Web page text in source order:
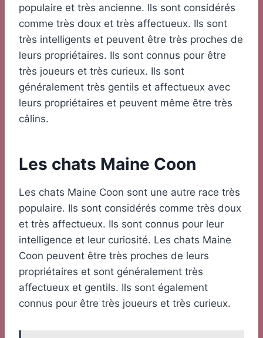
populaire et très ancienne. Ils sont considérés
comme très doux et très affectueux. Ils sont
très intelligents et peuvent être très proches de
leurs propriétaires. Ils sont connus pour être
très joueurs et très curieux. Ils sont
généralement très gentils et affectueux avec
leurs propriétaires et peuvent même être très
câlins.
Les chats Maine Coon
Les chats Maine Coon sont une autre race très
populaire. Ils sont considérés comme très doux
et très affectueux. Ils sont connus pour leur
intelligence et leur curiosité. Les chats Maine
Coon peuvent être très proches de leurs
propriétaires et sont généralement très
affectueux et gentils. Ils sont également
connus pour être très joueurs et très curieux.